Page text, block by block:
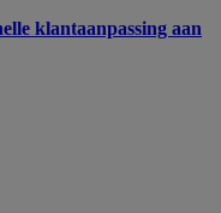
klantaanpassing aan